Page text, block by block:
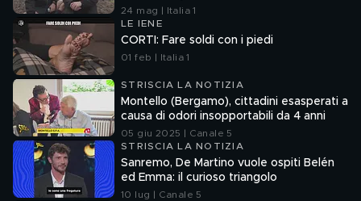
24 mag | Italia 1
LE IENE
CORTI: Fare soldi con i piedi
01 feb | Italia 1
STRISCIA LA NOTIZIA
Montello (Bergamo), cittadini esasperati a
causa di odori insopportabili da 4 anni
05 giu 2025 | Canale 5
STRISCIA LA NOTIZIA
Sanremo, De Martino vuole ospiti Belén
ed Emma: il curioso triangolo
10 lug | Canale 5